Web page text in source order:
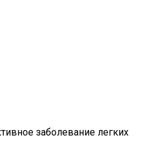
заболевание легких